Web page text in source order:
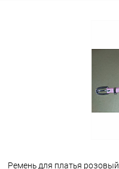
Ремень для платья розовый